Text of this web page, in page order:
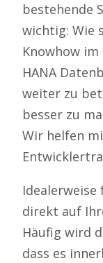
bestehende
wichtig: Wie
Knowhow
HANA
weiter zu
besser zu
Wir helfen
direkt auf
Häufig wird
dass es